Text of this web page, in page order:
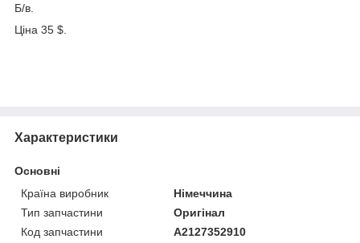
Б/в.
Ціна 35 $.
Характеристики
Основні
Країна виробник
Німеччина
Тип запчастини
Оригінал
Код запчастини
A2127352910